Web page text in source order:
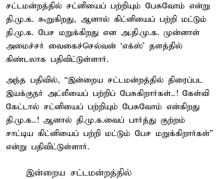
சட்டமன்றத்தில் சட்னியைப் பற்றியும் பேசுவோம் என்று
தி.மு.க. கூறுகிறது, ஆனால் கிட்னியைப் பற்றி மட்டும்
தி.மு.க. பேச மறுக்கிறது என அ.தி.மு.க. முன்னாள்
அமைச்சர் வைகைச்செல்வன் ‘எக்ஸ்’ தளத்தில்
கிண்டலாக பதிவிட்டுள்ளார்.
அந்த பதிவில், “இன்றைய சட்டமன்றத்தில் திரைப்பட
இயக்குநர் அட்லீயைப் பற்றிப் பேசுகிறார்கள்..! கேள்வி
கேட்டால் சட்னியைப் பற்றியும் பேசுவோம் என்கிறது
தி.மு.க..! ஆனால் தி.மு.க.வைப் பார்த்து குற்றம்
சாட்டிய கிட்னியைப் பற்றி மட்டும் பேச மறுக்கிறார்கள்”
என்று பதிவிட்டுள்ளார்.
இன்றைய சட்டமன்றத்தில்